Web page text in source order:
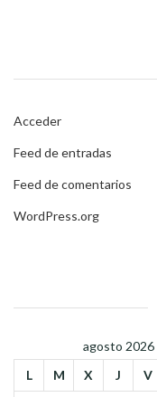
Acceder
Feed de entradas
Feed de comentarios
WordPress.org
agosto 2026
L
M X J V